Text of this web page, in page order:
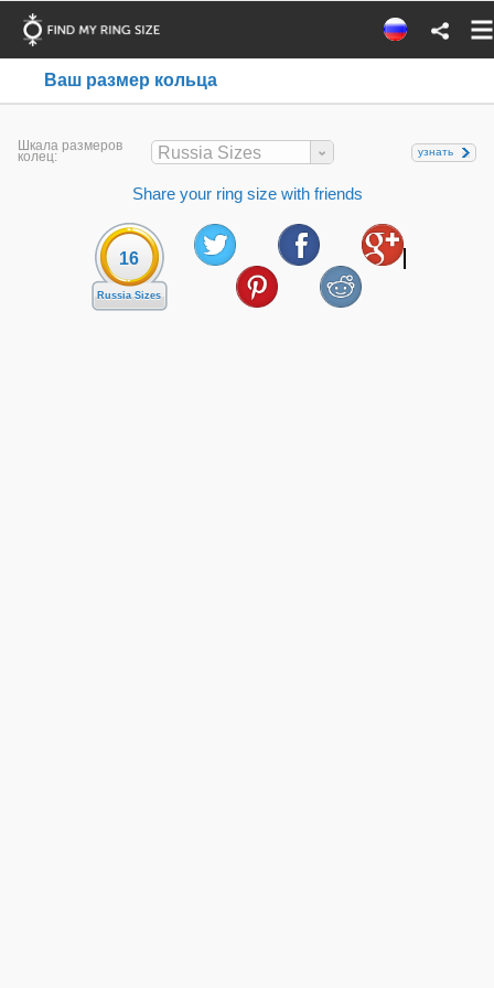
Ваш размер кольца
Шкала размеров
колец: Russia Sizes узнать
Share your ring size with friends
16
Russia Sizes